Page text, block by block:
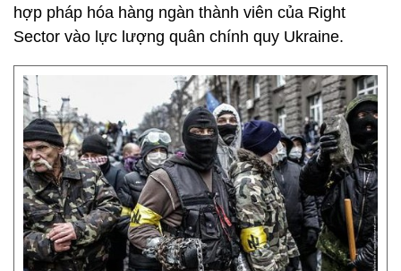
hợp pháp hóa hàng ngàn thành viên của Right
Sector vào lực lượng quân chính quy Ukraine.